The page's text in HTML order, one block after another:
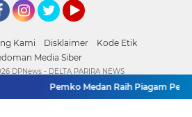
Kami Disklaimer
Kode Etik
Media Siber
Pemko Medan Raih Piagam
DPNews - DELTA PARIRA NEWS